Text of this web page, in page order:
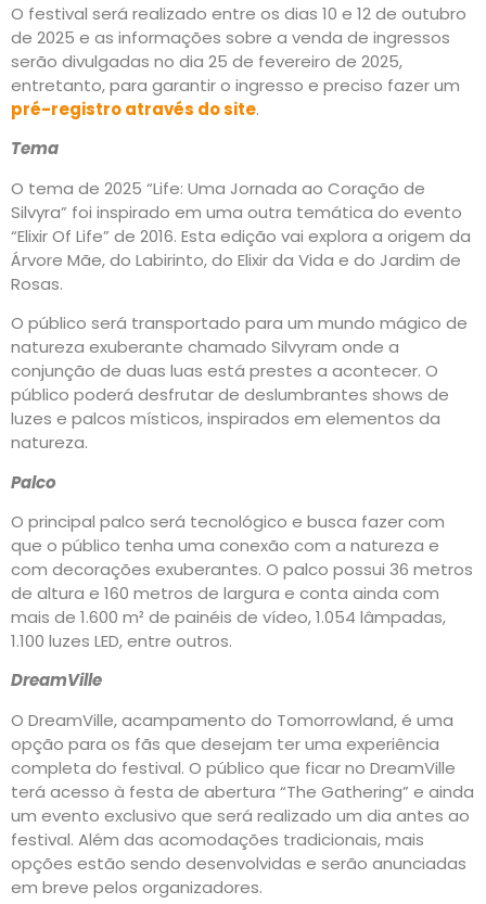
O festival será realizado entre os dias 10 e 12 de outubro
de 2025 e as informações sobre a venda de ingressos
serão divulgadas no dia 25 de fevereiro de 2025,
entretanto, para garantir o ingresso e preciso fazer um
pré-registro através do site.
Tema
O tema de 2025 “Life: Uma Jornada ao Coração de
Silvyra” foi inspirado em uma outra temática do evento
“Elixir Of Life” de 2016. Esta edição vai explora a origem da
Árvore Mãe, do Labirinto, do Elixir da Vida e do Jardim de
Rosas.
O público será transportado para um mundo mágico de
natureza exuberante chamado Silvyram onde a
conjunção de duas luas está prestes a acontecer. O
público poderá desfrutar de deslumbrantes shows de
luzes e palcos místicos, inspirados em elementos da
natureza.
Palco
O principal palco será tecnológico e busca fazer com
que o público tenha uma conexão com a natureza e
com decorações exuberantes. O palco possui 36 metros
de altura e 160 metros de largura e conta ainda com
mais de 1.600 m² de painéis de vídeo, 1.054 lâmpadas,
1.100 luzes LED, entre outros.
DreamVille
O DreamVille, acampamento do Tomorrowland, é uma
opção para os fãs que desejam ter uma experiência
completa do festival. O público que ficar no DreamVille
terá acesso à festa de abertura “The Gathering” e ainda
um evento exclusivo que será realizado um dia antes ao
festival. Além das acomodações tradicionais, mais
opções estão sendo desenvolvidas e serão anunciadas
em breve pelos organizadores.